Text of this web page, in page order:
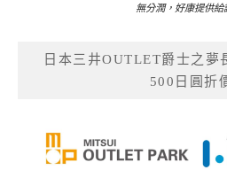
無分潤，好康提供給
日本三井OUTLET爵士之夢
500日圓折